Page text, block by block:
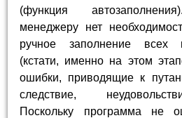
(функция
менеджеру нет
ручное заполнение всех
(кстати, именно на этом
ошибки, приводящие к
следствие,
Поскольку программа не